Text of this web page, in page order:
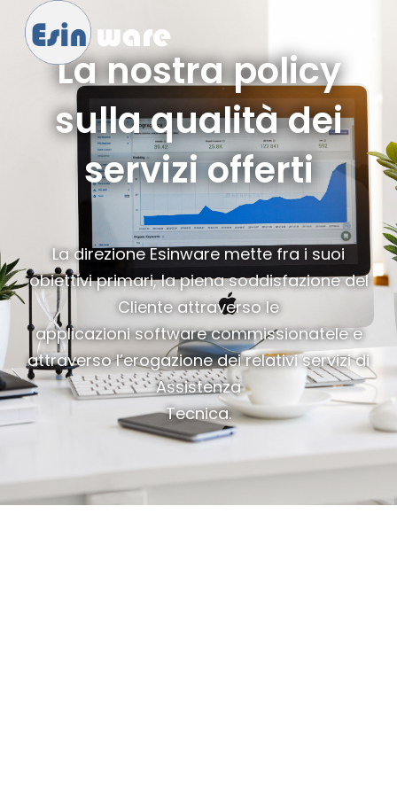
La nostra policy
sulla qualità dei
servizi offerti
La direzione Esinware mette fra i suoi
obiettivi primari, la piena soddisfazione del
Cliente attraverso le
applicazioni software commissionatele e
attraverso l’erogazione dei relativi servizi di
Assistenza
Tecnica.